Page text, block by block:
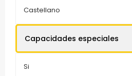
Castellano
Capacidades especiales
Si